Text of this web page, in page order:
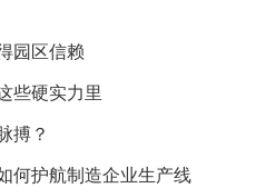
园区信赖
些硬实力里
搏？
何护航制造企业生产线